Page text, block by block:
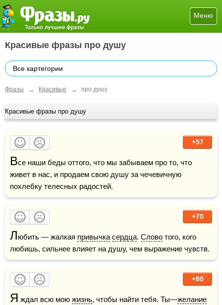
Меню
Красивые фразы про душу
Все картегории
Фразы → Красивые → про душу
Красивые фразы про душу
+57
Все наши беды оттого, что мы забываем про то, что
живет в нас, и продаем свою душу за чечевичную
похлебку телесных радостей.
+70
Любить — жалкая привычка сердца. Слово того, кого
+80
Я ждал всю мою жизнь, чтобы найти тебя. Ты—желание